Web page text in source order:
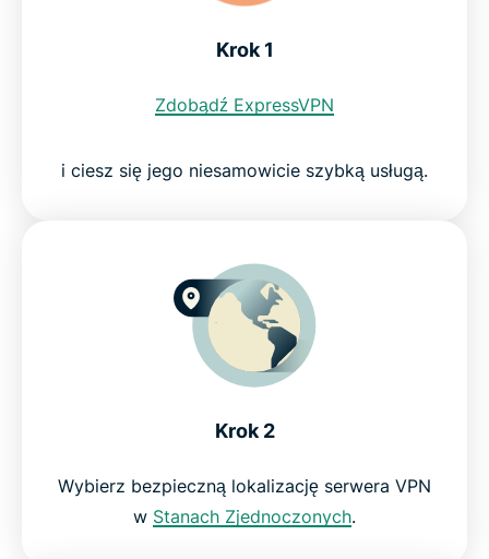
Oglądaj amerykańskiego Netflixa z ExpressVPN
Krok 1
Zdobądź ExpressVPN
i ciesz się jego niesamowicie szybką usługą.
Krok 2
Wybierz bezpieczną lokalizację serwera VPN
w Stanach Zjednoczonych.